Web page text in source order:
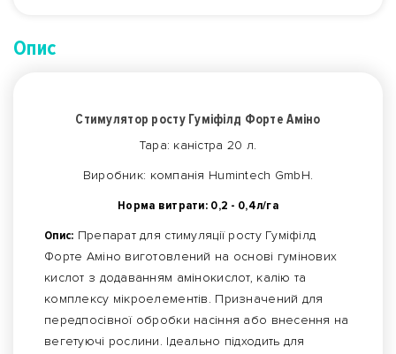
Опис
Стимулятор росту Гуміфілд Форте Аміно
Тара: каністра 20 л.
Виробник: компанія Humintech GmbH.
Норма витрати: 0,2 - 0,4л/га
Опис: Препарат для стимуляції росту Гуміфілд
Форте Аміно виготовлений на основі гумінових
кислот з додаванням амінокислот, калію та
комплексу мікроелементів. Призначений для
передпосівної обробки насіння або внесення на
вегетуючі рослини. Ідеально підходить для